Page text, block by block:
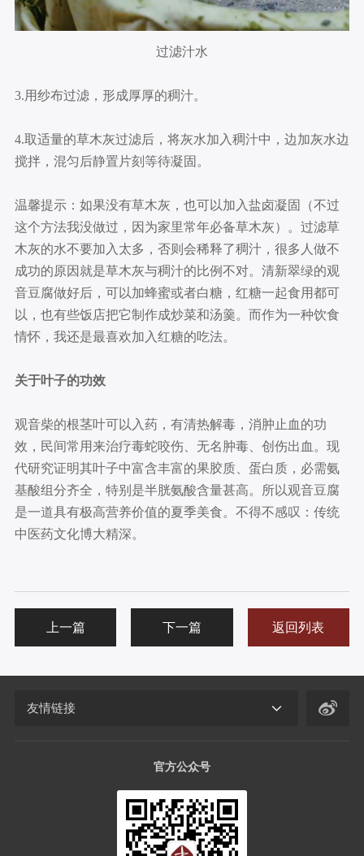
过滤汁水
3.用纱布过滤，形成厚厚的稠汁。
4.取适量的草木灰过滤后，将灰水加入稠汁中，边加灰水边
搅拌，混匀后静置片刻等待凝固。
温馨提示：如果没有草木灰，也可以加入盐卤凝固（不过
这个方法我没做过，因为家里常年必备草木灰）。过滤草
木灰的水不要加入太多，否则会稀释了稠汁，很多人做不
成功的原因就是草木灰与稠汁的比例不对。清新翠绿的观
音豆腐做好后，可以加蜂蜜或者白糖，红糖一起食用都可
以，也有些饭店把它制作成炒菜和汤羹。而作为一种饮食
情怀，我还是最喜欢加入红糖的吃法。
关于叶子的功效
观音柴的根茎叶可以入药，有清热解毒，消肿止血的功
效，民间常用来治疗毒蛇咬伤、无名肿毒、创伤出血。现
代研究证明其叶子中富含丰富的果胶质、蛋白质，必需氨
基酸组分齐全，特别是半胱氨酸含量甚高。所以观音豆腐
是一道具有极高营养价值的夏季美食。不得不感叹：传统
中医药文化博大精深。
上一篇 下一篇 返回列表
友情链接
官方公众号